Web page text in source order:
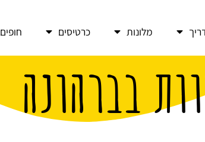
מלונות כרטיסים חופים
בברהונה